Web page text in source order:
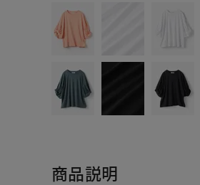
商品説明